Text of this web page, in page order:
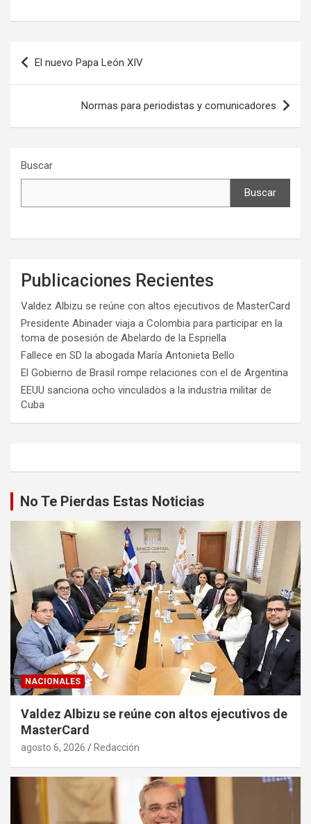
Navegación
de
El nuevo Papa León XIV
Normas para periodistas y comunicadores
Buscar
Buscar
Publicaciones Recientes
Valdez Albizu se reúne con altos ejecutivos de MasterCard
Presidente Abinader viaja a Colombia para participar en la
toma de posesión de Abelardo de la Espriella
Fallece en SD la abogada María Antonieta Bello
El Gobierno de Brasil rompe relaciones con el de Argentina
EEUU sanciona ocho vinculados a la industria militar de
Cuba
No Te Pierdas Estas Noticias
NACIONALES
Valdez Albizu se reúne con altos ejecutivos de
MasterCard
agosto 6, 2026 Redacción